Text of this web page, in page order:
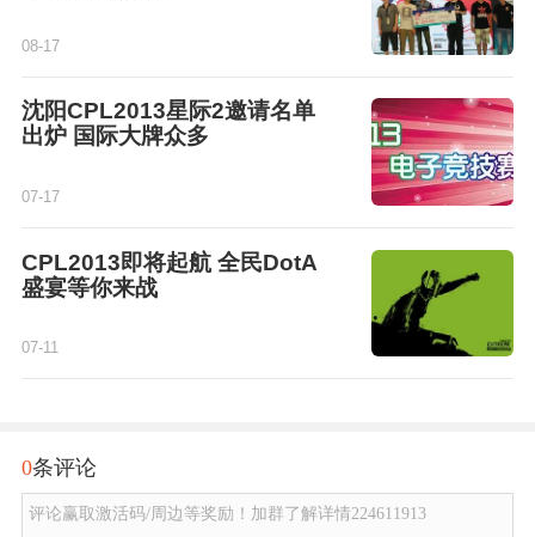
08-17
沈阳CPL2013星际2邀请名单
出炉 国际大牌众多
07-17
CPL2013即将起航 全民DotA
盛宴等你来战
07-11
0条评论
评论赢取激活码/周边等奖励！加群了解详情224611913